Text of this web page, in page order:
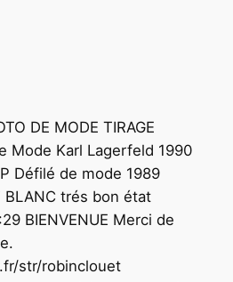
DE MODE TIRAGE
Mode Karl Lagerfeld 1990
Défilé de mode 1989
BLANC trés bon état
BIENVENUE Merci de
str/robinclouet